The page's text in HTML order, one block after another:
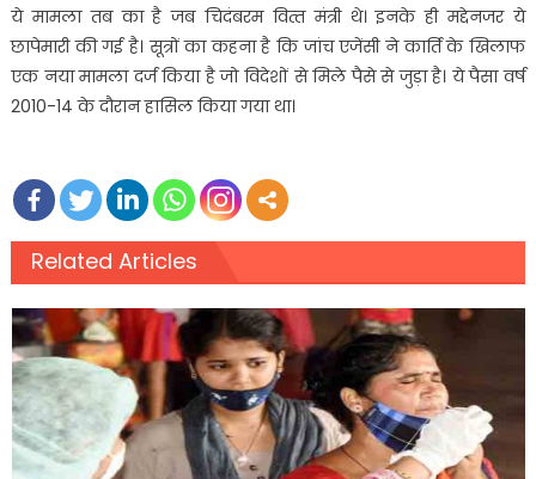
ये मामला तब का है जब चिदंबरम वित्‍त मंत्री थे। इनके ही मद्देनजर ये
छापेमारी की गई है। सूत्रों का कहना है कि जांच एजेंसी ने कार्ति के खिलाफ
एक नया मामला दर्ज किया है जो विदेशों से मिले पैसे से जुड़ा है। ये पैसा वर्ष
2010-14 के दौरान हासिल किया गया था।
Related Articles